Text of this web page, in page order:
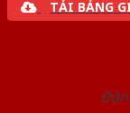
TẢI BẢNG